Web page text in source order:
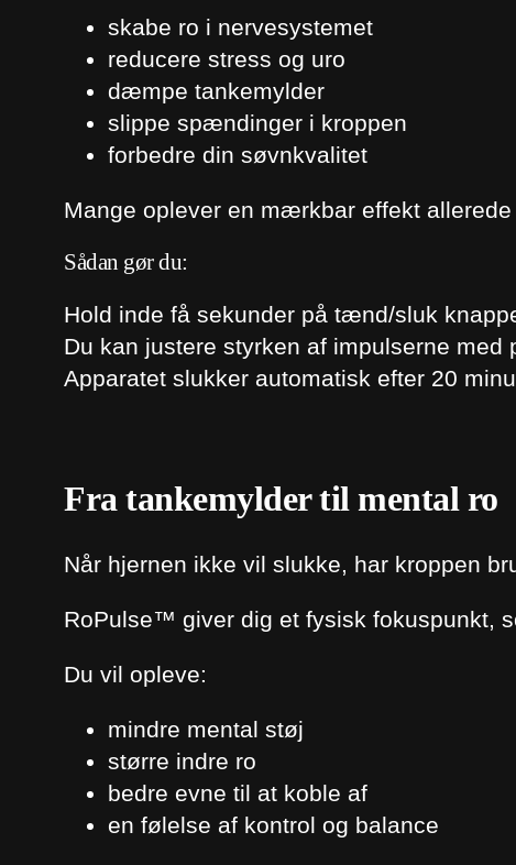
skabe ro i nervesystemet
reducere stress og uro
dæmpe tankemylder
slippe spændinger i kroppen
forbedre din søvnkvalitet
Mange oplever en mærkbar effekt allerede
Sådan gør du:
Hold inde få sekunder på tænd/sluk
Du kan justere styrken af impulserne
Apparatet slukker automatisk efter 20
Fra tankemylder til mental ro
Når hjernen ikke vil slukke, har kroppen
RoPulse™ giver dig et fysisk fokuspunkt,
Du vil opleve:
mindre mental støj
større indre ro
bedre evne til at koble af
en følelse af kontrol og balance